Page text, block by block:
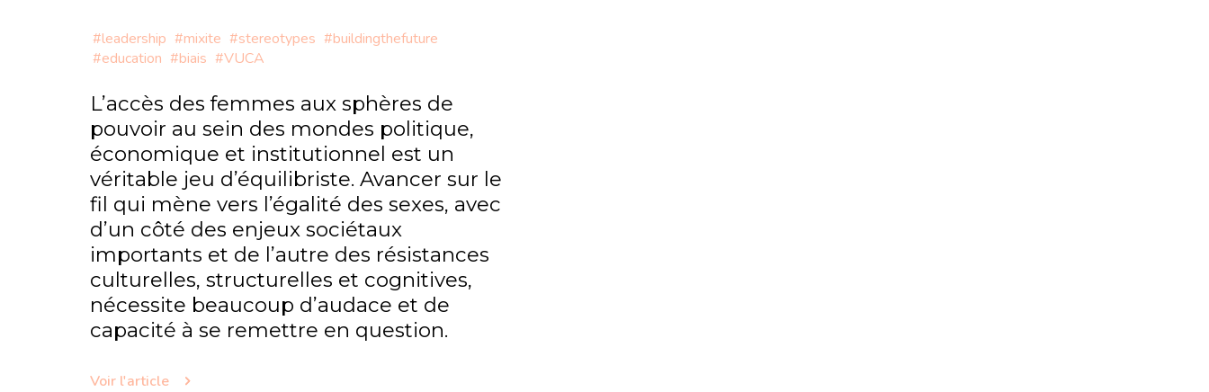
#leadership #mixite #stereotypes #buildingthefuture
#education #biais #VUCA
L’accès des femmes aux sphères de
pouvoir au sein des mondes politique,
économique et institutionnel est un
véritable jeu d’équilibriste. Avancer sur le
fil qui mène vers l’égalité des sexes, avec
d’un côté des enjeux sociétaux
importants et de l’autre des résistances
culturelles, structurelles et cognitives,
nécessite beaucoup d’audace et de
capacité à se remettre en question.
Voir l'article